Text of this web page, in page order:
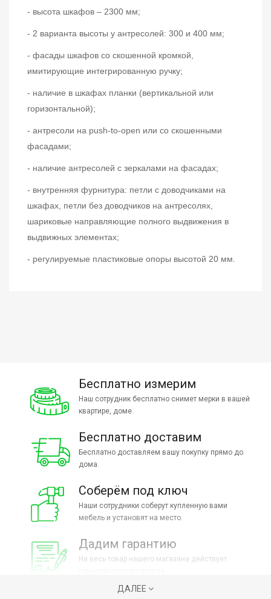
- высота шкафов – 2300 мм;
- 2 варианта высоты у антресолей: 300 и 400 мм;
- фасады шкафов со скошенной кромкой,
имитирующие интегрированную ручку;
- наличие в шкафах планки (вертикальной или
горизонтальной);
- антресоли на push-to-open или со скошенными
фасадами;
- наличие антресолей с зеркалами на фасадах;
- внутренняя фурнитура: петли с доводчиками на
шкафах, петли без доводчиков на антресолях,
шариковые направляющие полного выдвижения в
выдвижных элементах;
- регулируемые пластиковые опоры высотой 20 мм.
Бесплатно измерим
Наш сотрудник бесплатно снимет мерки в вашей
квартире, доме.
Бесплатно доставим
Бесплатно доставляем вашу покупку прямо до
дома.
Соберём под ключ
Наши сотрудники соберут купленную вами
мебель и установят на место.
Дадим гарантию
На весь товар нашего магазина действует
ДАЛЕЕ